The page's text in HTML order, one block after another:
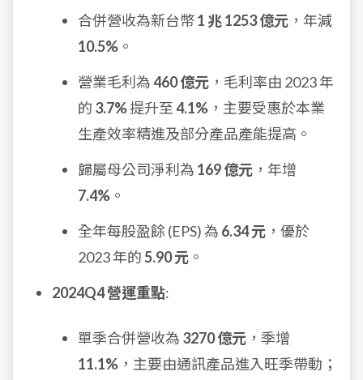
合併營收為新台幣1 兆 1253 億元 ，年減
10.5% 。
營業毛利為460 億元 ，毛利率由 2023 年
的 3.7%提升至 4.1% ，主要受惠於本業
生產效率精進及部分產品產能提高。
歸屬母公司淨利為 169 億元 ，年增
7.4% 。
全年每股盈餘 (EPS) 為 6.34 元 ，優於
2023 年的5.90 元 。
2024Q4 營運重點:
單季合併營收為 3270 億元 ，季增
11.1% ，主要由通訊產品進入旺季帶動；